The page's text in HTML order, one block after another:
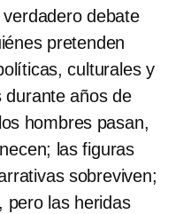
debate
pretenden
culturales y
durante años de
hombres pasan,
las figuras
sobreviven;
pero las heridas